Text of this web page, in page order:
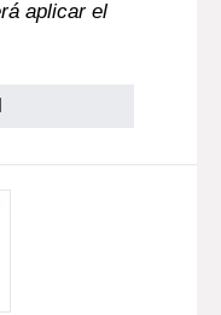
aplicar el